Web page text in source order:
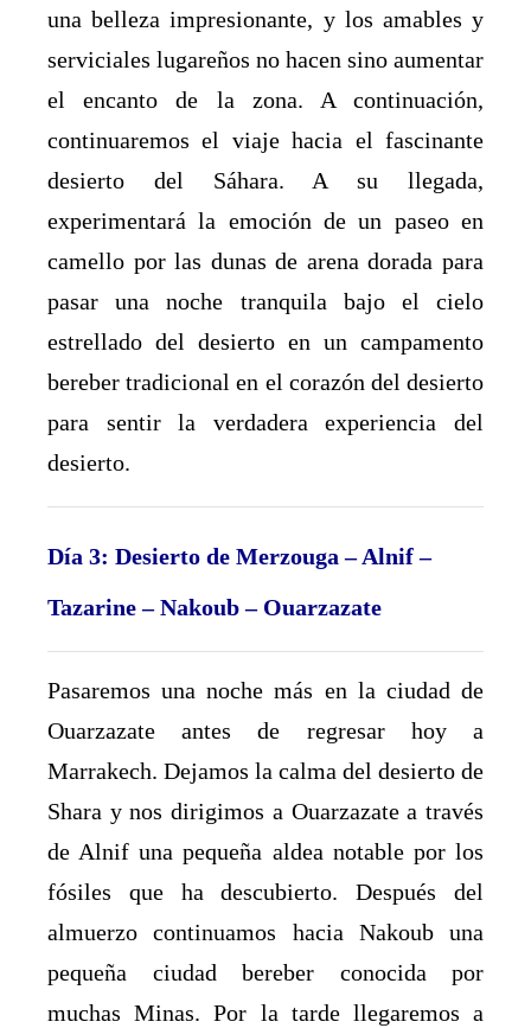
una belleza impresionante, y los amables y
serviciales lugareños no hacen sino aumentar
el encanto de la zona. A continuación,
continuaremos el viaje hacia el fascinante
desierto del Sáhara. A su llegada,
experimentará la emoción de un paseo en
camello por las dunas de arena dorada para
pasar una noche tranquila bajo el cielo
estrellado del desierto en un campamento
bereber tradicional en el corazón del desierto
para sentir la verdadera experiencia del
desierto.
Día 3: Desierto de Merzouga – Alnif –
Tazarine – Nakoub – Ouarzazate
Pasaremos una noche más en la ciudad de
Ouarzazate antes de regresar hoy a
Marrakech. Dejamos la calma del desierto de
Shara y nos dirigimos a Ouarzazate a través
de Alnif una pequeña aldea notable por los
fósiles que ha descubierto. Después del
almuerzo continuamos hacia Nakoub una
pequeña ciudad bereber conocida por
muchas Minas. Por la tarde llegaremos a